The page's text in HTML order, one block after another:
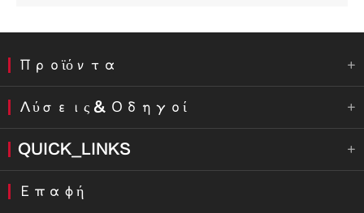
Προϊόντα 
Λύσεις & Οδηγοί 
QUICK_LINKS 
Επαφή